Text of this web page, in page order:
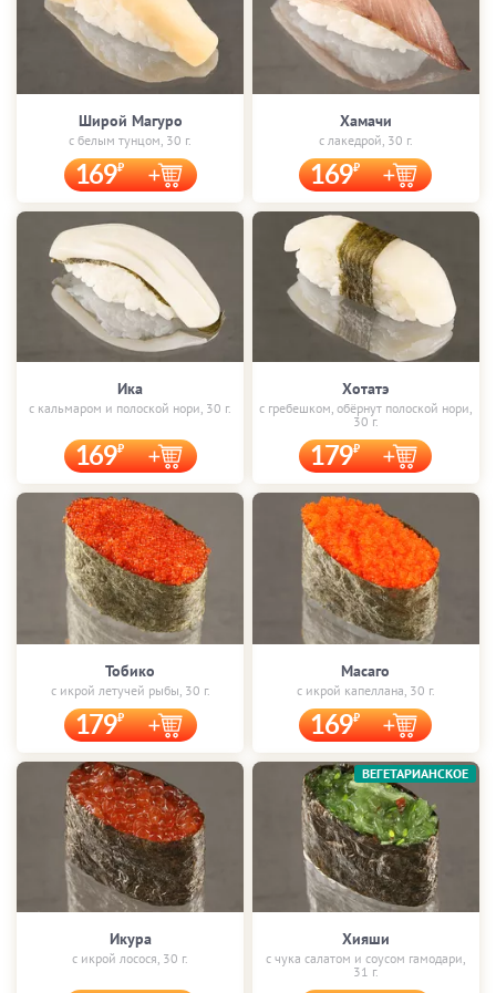
Широй Магуро
с белым тунцом, 30 г.
169
Хамачи
с лакедрой, 30 г.
169
Ика
с кальмаром и полоской нори, 30 г.
169
Хотатэ
с гребешком, обёрнут полоской нори,
30 г.
179
Тобико
с икрой летучей рыбы, 30 г.
179
Масаго
с икрой капеллана, 30 г.
169
Икура
с икрой лосося, 30 г.
Хияши
с чука салатом и соусом гамодари,
31 г.
ВЕГЕТАРИАНСКОЕ